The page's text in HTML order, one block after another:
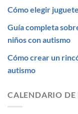
Cómo elegir
Guía completa
niños con autismo
Cómo crear un
autismo
CALENDARIO DE